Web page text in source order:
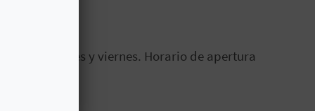
los jueves y viernes. Horario de apertura